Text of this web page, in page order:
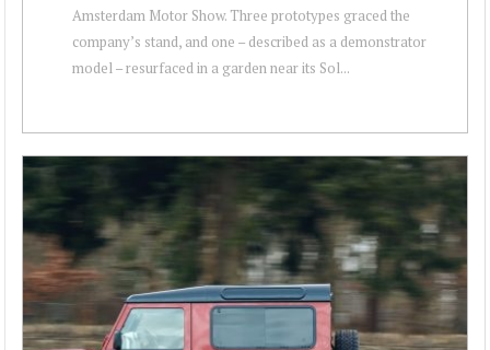
Amsterdam Motor Show. Three prototypes graced the
company’s stand, and one – described as a demonstrator
model – resurfaced in a garden near its Sol...